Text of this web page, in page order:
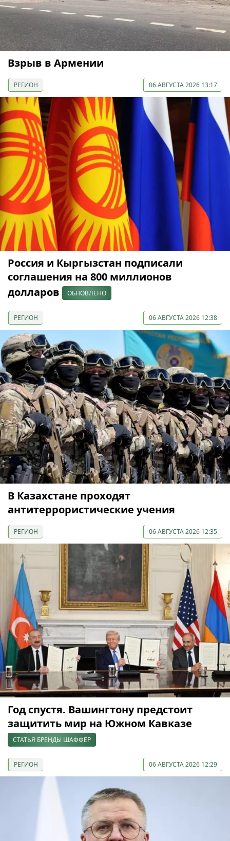
Взрыв в Армении
РЕГИОН 06 АВГУСТА 2026 13:17
Россия и Кыргызстан подписали
соглашения на 800 миллионов
долларов
ОБНОВЛЕНО
РЕГИОН 06 АВГУСТА 2026 12:38
В Казахстане проходят
антитеррористические учения
РЕГИОН 06 АВГУСТА 2026 12:35
Год спустя. Вашингтону предстоит
защитить мир на Южном Кавказе
СТАТЬЯ БРЕНДЫ ШАФФЕР
РЕГИОН 06 АВГУСТА 2026 12:29